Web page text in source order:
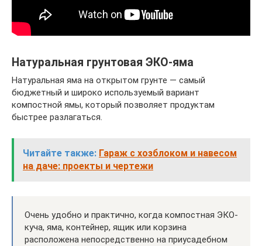
Натуральная грунтовая ЭКО-яма
Натуральная яма на открытом грунте — самый
бюджетный и широко используемый вариант
компостной ямы, который позволяет продуктам
быстрее разлагаться.
Читайте также: Гараж с хозблоком и навесом
на даче: проекты и чертежи
Очень удобно и практично, когда компостная ЭКО-
куча, яма, контейнер, ящик или корзина
расположена непосредственно на приусадебном